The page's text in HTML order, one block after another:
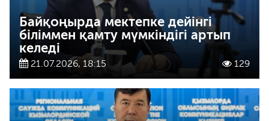
Байқоңырда мектепке дейінгі
біліммен қамту мүмкіндігі артып
келеді
21.07.2026, 18:15 129